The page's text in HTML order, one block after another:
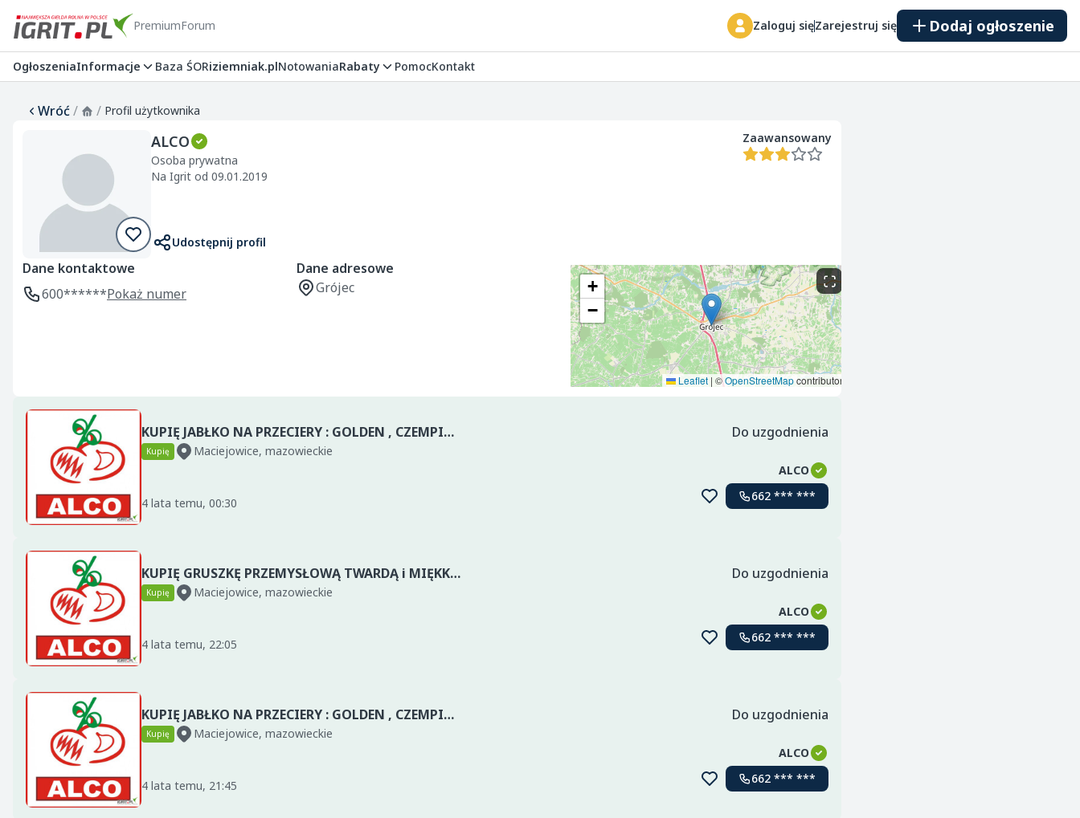
PremiumForum Zaloguj sięZarejestruj się Dodaj ogłoszenie
OgłoszeniaInformacje Baza ŚORiziemniak.plNotowaniaRabaty PomocKontakt
Wróć/ / Profil użytkownika
ALCO
Osoba prywatna
Na Igrit od 09.01.2019
Udostępnij profil
Zaawansowany
Dane kontaktowe
600******Pokaż numer
Dane adresowe
Grójec
+
−
Leaflet | ©OpenStreetMapcontributors
KUPIĘ JABŁKO NA PRZECIERY : GOLDEN , CZEMPION , JONAGOLD , JESTER , ELSTAR ORAZ JABŁKO PRZEMYSŁOWE SUCHE ORAZ MOKRE. ATRAKCYJNE CENY. PŁATNOŚĆ GOT. LUB PRZELEW. ODBIERAMY Z MIEJSCA. ORAZ SPRZEDAM... Do uzgodnienia
Kupię
Maciejowice, mazowieckie
ALCO
4 lata temu, 00:30 662 *** ***
KUPIĘ GRUSZKĘ PRZEMYSŁOWĄ TWARDĄ i MIĘKKĄ NA ALKOHOL WSZYSTKIE ODMIANY ORAZ SPRZEDAM TYCZKI BAMBUSOWE , SŁUPKI BETONOWE - PRIMA BUD i INNE ELEMENTY KONSTRUKCJI. Do uzgodnienia
Kupię
Maciejowice, mazowieckie
ALCO
4 lata temu, 22:05 662 *** ***
KUPIĘ JABŁKO NA PRZECIERY : GOLDEN , CZEMPION , JONAGOLD , JESTER , ELSTAR ORAZ JABŁKO PRZEMYSŁOWE . ATRAKCYJNE CENY. PŁATNOŚĆ GOT. LUB PRZELEW. ODBIERAMY Z MIEJSCA. ORAZ SPRZEDAM TYCZKI BAMBUSOWE... Do uzgodnienia
Kupię
Maciejowice, mazowieckie
ALCO
4 lata temu, 21:45 662 *** ***